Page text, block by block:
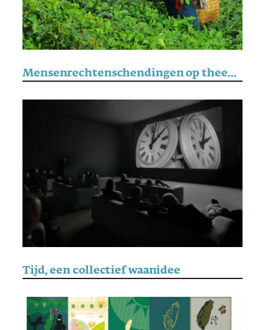
Mensenrechtenschendingen op theeplantages gelinkt aan Starbuck en Unilever
Tijd, een collectief waanidee